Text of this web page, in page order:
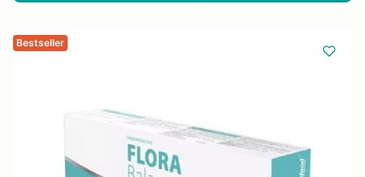
Bestseller